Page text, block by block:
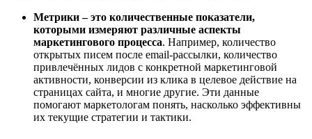
Метрики – это количественные показатели,
которыми измеряют различные аспекты
маркетингового процесса. Например, количество
открытых писем после email-рассылки, количество
привлечённых лидов с конкретной маркетинговой
активности, конверсии из клика в целевое действие на
страницах сайта, и многие другие. Эти данные
помогают маркетологам понять, насколько эффективны
их текущие стратегии и тактики.